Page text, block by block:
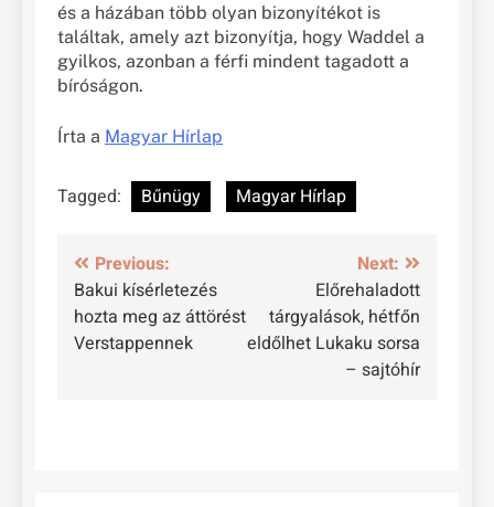
és a házában több olyan bizonyítékot is
találtak, amely azt bizonyítja, hogy Waddel a
gyilkos, azonban a férfi mindent tagadott a
bíróságon.
Írta a Magyar Hírlap
Tagged: Bűnügy Magyar Hírlap
Bejegyzés
navigáció
Previous:
Bakui kísérletezés
hozta meg az áttörést
Verstappennek
Next:
Előrehaladott
tárgyalások, hétfőn
eldőlhet Lukaku sorsa
– sajtóhír